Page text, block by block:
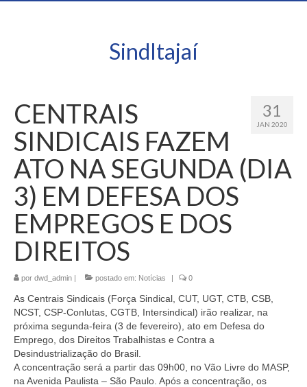
SindItajaí
31
JAN 2020
CENTRAIS
SINDICAIS FAZEM
ATO NA SEGUNDA (DIA
3) EM DEFESA DOS
EMPREGOS E DOS
DIREITOS
por dwd_admin | postado em: Notícias | 0
As Centrais Sindicais (Força Sindical, CUT, UGT, CTB, CSB,
NCST, CSP-Conlutas, CGTB, Intersindical) irão realizar, na
próxima segunda-feira (3 de fevereiro), ato em Defesa do
Emprego, dos Direitos Trabalhistas e Contra a
Desindustrialização do Brasil.
A concentração será a partir das 09h00, no Vão Livre do MASP,
na Avenida Paulista – São Paulo. Após a concentração, os